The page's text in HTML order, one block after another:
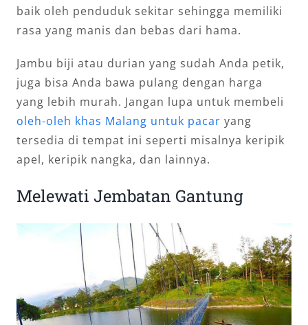
baik oleh penduduk sekitar sehingga memiliki
rasa yang manis dan bebas dari hama.
Jambu biji atau durian yang sudah Anda petik,
juga bisa Anda bawa pulang dengan harga
yang lebih murah. Jangan lupa untuk membeli
oleh-oleh khas Malang untuk pacar yang
tersedia di tempat ini seperti misalnya keripik
apel, keripik nangka, dan lainnya.
Melewati Jembatan Gantung